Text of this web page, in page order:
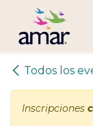
Ir al contenido
Todos los
Inscripciones